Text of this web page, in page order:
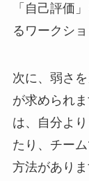
「自己評価
るワークシ
次に、弱さ
が求められ
は、自分よ
たり、チー
方法があり